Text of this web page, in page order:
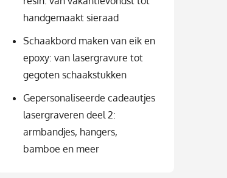
handgemaakt sieraad
Schaakbord maken van eik en
epoxy: van lasergravure tot
gegoten schaakstukken
Gepersonaliseerde cadeautjes
lasergraveren deel 2:
armbandjes, hangers,
bamboe en meer